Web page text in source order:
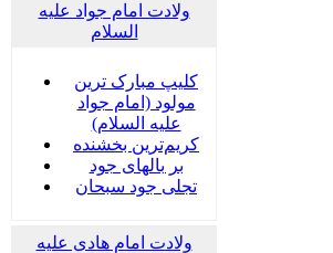
ولادت امام جواد علیه
السلام
کلیپ مبارک ترین
مولود (امام جواد
علیه السلام)
کریم‌ترین بخشنده
بر بالهای جود
تجلی جود سبحان
ولادت امام هادی علیه